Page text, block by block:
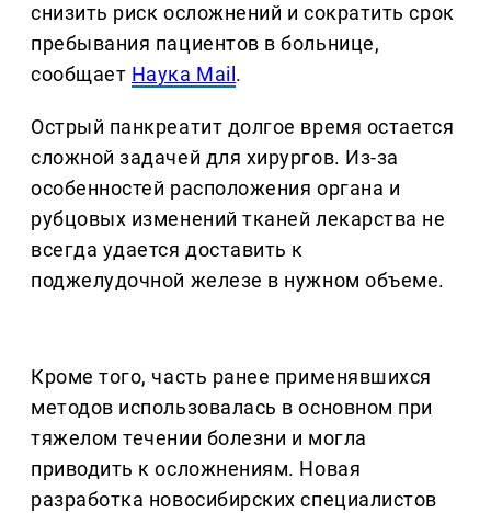
снизить риск осложнений и сократить срок
пребывания пациентов в больнице,
сообщает Наука Mail .
Острый панкреатит долгое время остается
сложной задачей для хирургов. Из-за
особенностей расположения органа и
рубцовых изменений тканей лекарства не
всегда удается доставить к
поджелудочной железе в нужном объеме.
Кроме того, часть ранее применявшихся
методов использовалась в основном при
тяжелом течении болезни и могла
приводить к осложнениям. Новая
разработка новосибирских специалистов